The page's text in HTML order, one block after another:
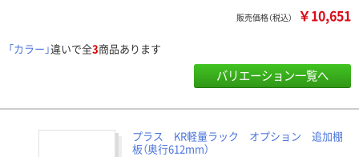
販売価格（税込） ￥10,651
「カラー」違いで全3商品あります
バリエーション一覧へ
プラス KR軽量ラック オプション 追加棚
板（奥行612mm）